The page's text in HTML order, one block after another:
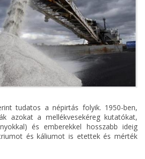
tudatos a népirtás folyik. 1950-ben,
azokat a mellékvesekéreg kutatókat,
és emberekkel hosszabb ideig
és káliumot is etettek és mérték